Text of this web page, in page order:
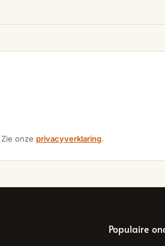
onze privacyverklaring.
Populaire